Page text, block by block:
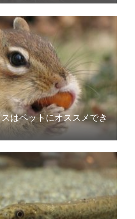
はペットにオススメでき